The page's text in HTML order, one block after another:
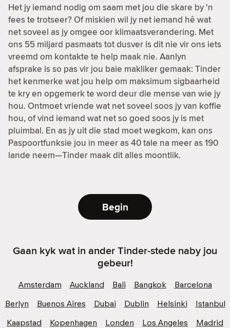
Het jy iemand nodig om saam met jou die skare by 'n
fees te trotseer? Of miskien wil jy net iemand hê wat
net soveel as jy omgee oor klimaatsverandering. Met
ons 55 miljard pasmaats tot dusver is dit nie vir ons iets
vreemd om kontakte te help maak nie. Aanlyn
afsprake is so pas vir jou baie makliker gemaak: Tinder
het kenmerke wat jou help om maksimum sigbaarheid
te kry en opgemerk te word deur die mense van wie jy
hou. Ontmoet vriende wat net soveel soos jy van koffie
hou, of vind iemand wat net so goed soos jy is met
pluimbal. En as jy uit die stad moet wegkom, kan ons
Paspoortfunksie jou in meer as 40 tale na meer as 190
lande neem—Tinder maak dit alles moontlik.
Begin
Gaan kyk wat in ander Tinder-stede naby jou
gebeur!
Amsterdam Auckland Bali Bangkok
Barcelona
Berlyn
Buenos Aires Dubai Dublin Helsinki
Istanbul
Kaapstad
Kopenhagen Londen Los Angeles
Madrid